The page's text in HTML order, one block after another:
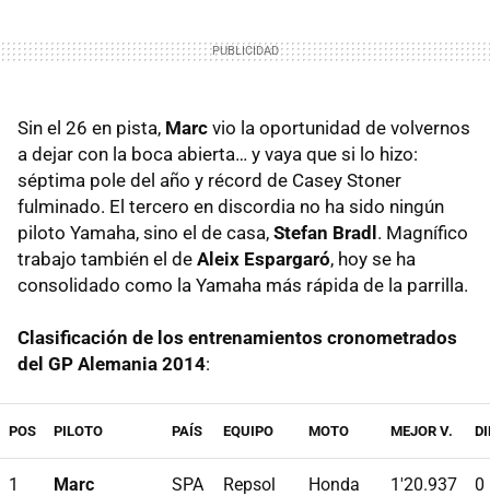
Sin el 26 en pista, Marc vio la oportunidad de volvernos
a dejar con la boca abierta… y vaya que si lo hizo:
séptima pole del año y récord de Casey Stoner
fulminado. El tercero en discordia no ha sido ningún
piloto Yamaha, sino el de casa, Stefan Bradl. Magnífico
trabajo también el de Aleix Espargaró, hoy se ha
consolidado como la Yamaha más rápida de la parrilla.
Clasificación de los entrenamientos cronometrados
del GP Alemania 2014:
POS PILOTO PAÍS EQUIPO MOTO MEJOR V.
1
Marc
SPA
Repsol
Honda 1'20.937 0